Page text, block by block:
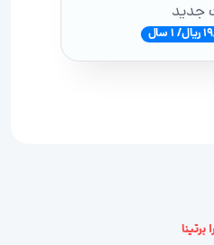
جدید
برتینا